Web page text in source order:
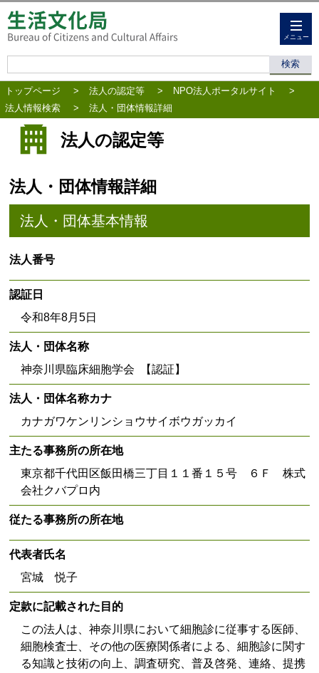
メニュー
トップページ > 法人の認定等 > NPO法人ポータルサイト
>
法人情報検索
> 法人・団体情報詳細
法人の認定等
法人・団体情報詳細
法人・団体基本情報
法人番号
認証日
令和8年8月5日
法人・団体名称
神奈川県臨床細胞学会 【認証】
法人・団体名称カナ
カナガワケンリンショウサイボウガッカイ
主たる事務所の所在地
東京都千代田区飯田橋三丁目１１番１５号 ６Ｆ 株式
会社クバプロ内
従たる事務所の所在地
代表者氏名
宮城 悦子
定款に記載された目的
この法人は、神奈川県において細胞診に従事する医師、
細胞検査士、その他の医療関係者による、細胞診に関す
る知識と技術の向上、調査研究、普及啓発、連絡、提携